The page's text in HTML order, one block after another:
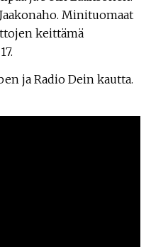
Minituomaat
keittämä
ja Radio Dein kautta.